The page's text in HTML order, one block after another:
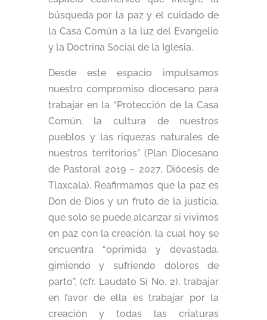
búsqueda por la paz y el cuidado de
la Casa Común a la luz del Evangelio
y la Doctrina Social de la Iglesia.
Desde este espacio impulsamos
nuestro compromiso diocesano para
trabajar en la “Protección de la Casa
Común, la cultura de nuestros
pueblos y las riquezas naturales de
nuestros territorios” (Plan Diocesano
de Pastoral 2019 – 2027, Diócesis de
Tlaxcala). Reafirmamos que la paz es
Don de Dios y un fruto de la justicia,
que solo se puede alcanzar si vivimos
en paz con la creación, la cual hoy se
encuentra “oprimida y devastada,
gimiendo y sufriendo dolores de
parto”, (cfr. Laudato Sí No. 2), trabajar
en favor de ella es trabajar por la
creación y todas las criaturas